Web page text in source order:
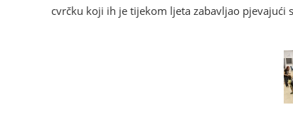
cvrčku koji ih je tijekom ljeta zabavljao pjevajući